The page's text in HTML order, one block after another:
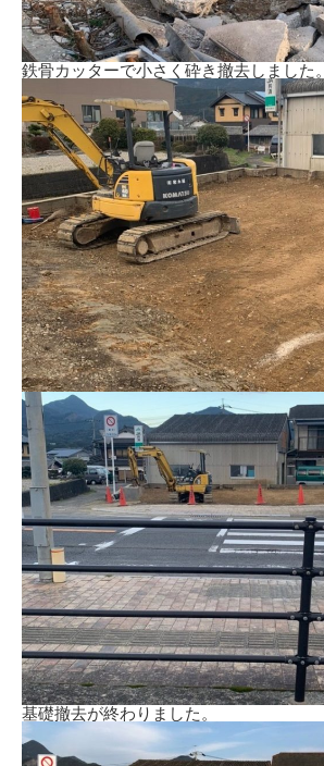
鉄骨カッターで小さく砕き撤去しました。
基礎撤去が終わりました。